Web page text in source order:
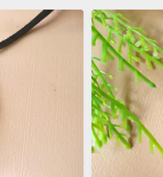
OS